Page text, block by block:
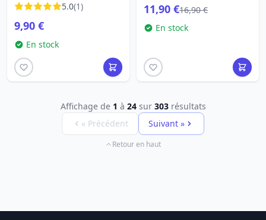
5.0(1)
9,90 €
En stock
11,90 €16,90 €
En stock
Affichage de 1 à 24sur 303résultats
« Précédent
Suivant »
Retour en haut